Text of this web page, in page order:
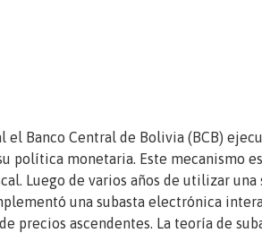
Banco Central de Bolivia (BCB)
política monetaria. Este mecanismo
Luego de varios años de utilizar una
una subasta electrónica
precios ascendentes. La teoría de